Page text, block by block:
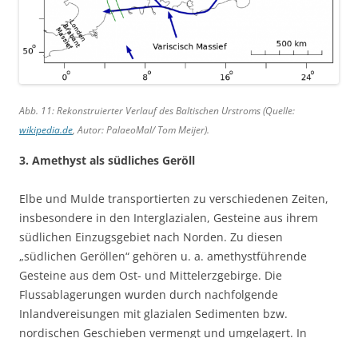
Abb. 11: Rekonstruierter Verlauf des Baltischen Urstroms (Quelle:
wikipedia.de, Autor: PalaeoMal/ Tom Meijer).
3. Amethyst als südliches Geröll
Elbe und Mulde transportierten zu verschiedenen Zeiten,
insbesondere in den Interglazialen, Gesteine aus ihrem
südlichen Einzugsgebiet nach Norden. Zu diesen
„südlichen Geröllen“ gehören u. a. amethystführende
Gesteine aus dem Ost- und Mittelerzgebirge. Die
Flussablagerungen wurden durch nachfolgende
Inlandvereisungen mit glazialen Sedimenten bzw.
nordischen Geschieben vermengt und umgelagert. In